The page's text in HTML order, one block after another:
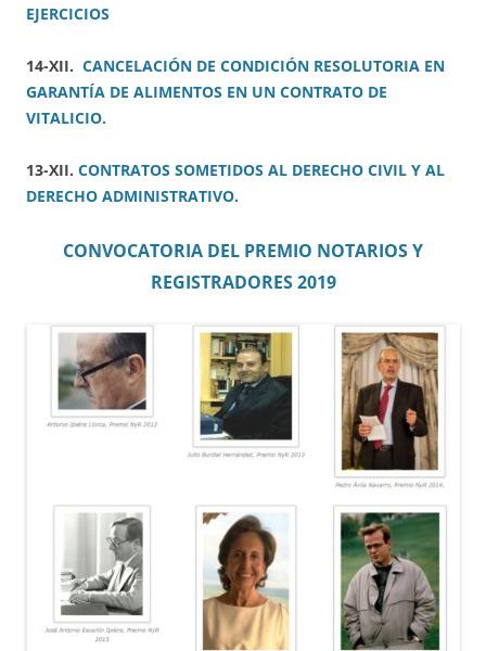
EJERCICIOS
14-XII. CANCELACIÓN DE CONDICIÓN RESOLUTORIA EN
GARANTÍA DE ALIMENTOS EN UN CONTRATO DE
VITALICIO.
13-XII. CONTRATOS SOMETIDOS AL DERECHO CIVIL Y AL
DERECHO ADMINISTRATIVO.
CONVOCATORIA DEL PREMIO NOTARIOS Y
REGISTRADORES 2019